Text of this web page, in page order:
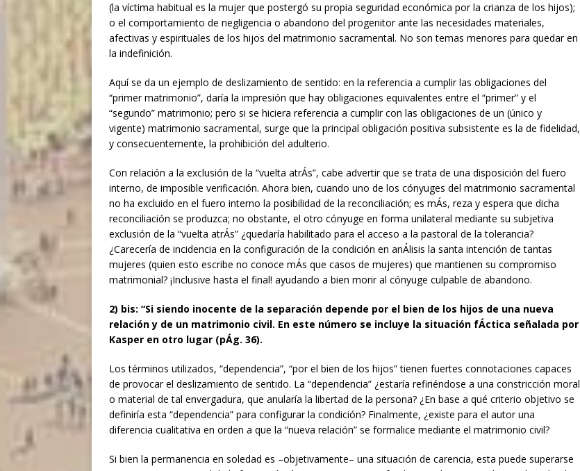
(la víctima habitual es la mujer que postergó su propia seguridad económica por la crianza de los hijos);
o el comportamiento de negligencia o abandono del progenitor ante las necesidades materiales,
afectivas y espirituales de los hijos del matrimonio sacramental. No son temas menores para quedar en
la indefinición.
Aquí se da un ejemplo de deslizamiento de sentido: en la referencia a cumplir las obligaciones del
“primer matrimonio”, daría la impresión que hay obligaciones equivalentes entre el “primer” y el
“segundo” matrimonio; pero si se hiciera referencia a cumplir con las obligaciones de un (único y
vigente) matrimonio sacramental, surge que la principal obligación positiva subsistente es la de fidelidad,
y consecuentemente, la prohibición del adulterio.
Con relación a la exclusión de la “vuelta atrÁs”, cabe advertir que se trata de una disposición del fuero
interno, de imposible verificación. Ahora bien, cuando uno de los cónyuges del matrimonio sacramental
no ha excluido en el fuero interno la posibilidad de la reconciliación; es mÁs, reza y espera que dicha
reconciliación se produzca; no obstante, el otro cónyuge en forma unilateral mediante su subjetiva
exclusión de la “vuelta atrÁs” ¿quedaría habilitado para el acceso a la pastoral de la tolerancia?
¿Carecería de incidencia en la configuración de la condición en anÁlisis la santa intención de tantas
mujeres (quien esto escribe no conoce mÁs que casos de mujeres) que mantienen su compromiso
matrimonial? ¡Inclusive hasta el final! ayudando a bien morir al cónyuge culpable de abandono.
2) bis: “Si siendo inocente de la separación depende por el bien de los hijos de una nueva
relación y de un matrimonio civil. En este número se incluye la situación fÁctica señalada por
Kasper en otro lugar (pÁg. 36).
Los términos utilizados, “dependencia”, “por el bien de los hijos” tienen fuertes connotaciones capaces
de provocar el deslizamiento de sentido. La “dependencia” ¿estaría refiriéndose a una constricción moral
o material de tal envergadura, que anularía la libertad de la persona? ¿En base a qué criterio objetivo se
definiría esta “dependencia” para configurar la condición? Finalmente, ¿existe para el autor una
diferencia cualitativa en orden a que la “nueva relación” se formalice mediante el matrimonio civil?
Si bien la permanencia en soledad es –objetivamente– una situación de carencia, esta puede superarse